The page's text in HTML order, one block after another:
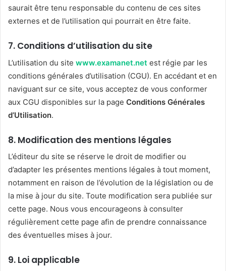
saurait être tenu responsable du contenu de ces sites
externes et de l’utilisation qui pourrait en être faite.
7. Conditions d’utilisation du site
L’utilisation du site www.examanet.net est régie par les
conditions générales d’utilisation (CGU). En accédant et en
naviguant sur ce site, vous acceptez de vous conformer
aux CGU disponibles sur la page Conditions Générales
d’Utilisation.
8. Modification des mentions légales
L’éditeur du site se réserve le droit de modifier ou
d’adapter les présentes mentions légales à tout moment,
notamment en raison de l’évolution de la législation ou de
la mise à jour du site. Toute modification sera publiée sur
cette page. Nous vous encourageons à consulter
régulièrement cette page afin de prendre connaissance
des éventuelles mises à jour.
9. Loi applicable